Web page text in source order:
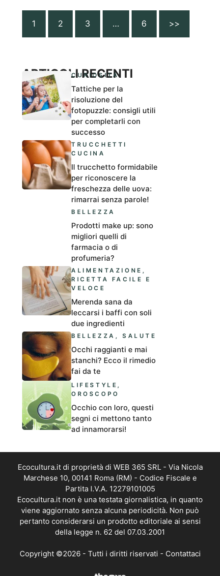
1 2 3 … 6 >>
ARTICOLI RECENTI
CURIOSITÀ
Tattiche per la
risoluzione del
fotopuzzle: consigli utili
per completarli con
successo
TRUCCHETTI
CUCINA
Il trucchetto formidabile
per riconoscere la
freschezza delle uova:
rimarrai senza parole!
BELLEZZA
Prodotti make up: sono
migliori quelli di
farmacia o di
profumeria?
ALIMENTAZIONE ,
RICETTA FACILE E
VELOCE
Merenda sana da
leccarsi i baffi con soli
due ingredienti
BELLEZZA ,SALUTE
Occhi raggianti e mai
stanchi? Ecco il rimedio
fai da te
LIFESTYLE ,
OROSCOPO
Occhio con loro, questi
segni ci mettono tanto
ad innamorarsi!
Ecocultura.it di proprietà di WEB 365 SRL - Via Nicola
Marchese 10, 00141 Roma (RM) - Codice Fiscale e
Partita I.V.A. 12279101005
Ecocultura.it non è una testata giornalistica, in quanto
viene aggiornato senza alcuna periodicità. Non può
pertanto considerarsi un prodotto editoriale ai sensi
della legge n. 62 del 07.03.2001
Copyright ©2026 - Tutti i diritti riservati - Contattaci